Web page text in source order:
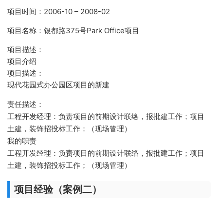
项目时间：2006-10 – 2008-02
项目名称：银都路375号Park Office项目
项目描述：
项目介绍
项目描述：
现代花园式办公园区项目的新建
责任描述：
工程开发经理：负责项目的前期设计联络，报批建工作；项目
土建，装饰招投标工作；（现场管理）
我的职责
工程开发经理：负责项目的前期设计联络，报批建工作；项目
土建，装饰招投标工作；（现场管理）
项目经验（案例二）